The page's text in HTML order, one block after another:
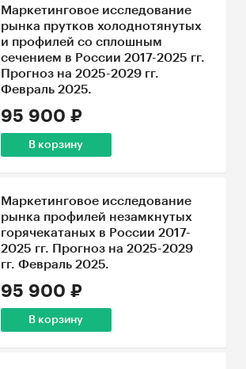
Маркетинговое исследование
рынка прутков холоднотянутых
и профилей со сплошным
сечением в России 2017-2025 гг.
Прогноз на 2025-2029 гг.
Февраль 2025.
95 900 ₽
В корзину
Маркетинговое исследование
рынка профилей незамкнутых
горячекатаных в России 2017-
2025 гг. Прогноз на 2025-2029
гг. Февраль 2025.
95 900 ₽
В корзину